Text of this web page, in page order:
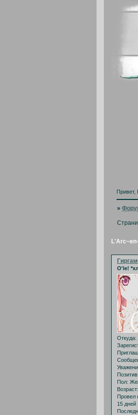
Привет,
»
O'le!
Откуда:
Позитив:
Пол:
Возраст:
Провел
15 дней